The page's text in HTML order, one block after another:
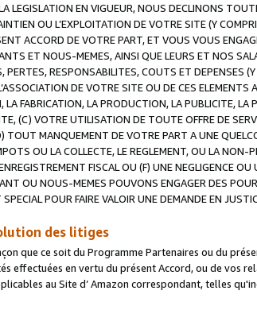
LEGISLATION EN VIGUEUR, NOUS DECLINONS
OU L’EXPLOITATION DE VOTRE SITE (Y
ACCORD DE VOTRE PART, ET VOUS VOUS
ET NOUS-MEMES, AINSI QUE LEURS ET NOS
RESPONSABILITES, COUTS ET DEPENSES
DE VOTRE SITE OU DE CES
LA FABRICATION, LA PRODUCTION, LA PUBLICITE,
(C) VOTRE UTILISATION DE TOUTE OFFRE DE
TOUT MANQUEMENT DE VOTRE PART A UNE
OU LA COLLECTE, LE REGLEMENT, OU LA
FISCAL OU (F) UNE NEGLIGENCE
OU NOUS-MEMES POUVONS ENGAGER DES
POUR FAIRE VALOIR UNE DEMANDE EN
des litiges
que ce soit du Programme Partenaires ou du
effectuées en vertu du présent Accord, ou de vos
au Site d’ Amazon correspondant, telles